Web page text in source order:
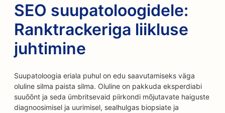
SEO suupatoloogidele:
Ranktrackeriga liikluse
juhtimine
Suupatoloogia eriala puhul on edu saavutamiseks väga
oluline silma paista silma. Oluline on pakkuda eksperdiabi
suuõõnt ja seda ümbritsevaid piirkondi mõjutavate haiguste
diagnoosimisel ja uurimisel, sealhulgas biopsiate ja